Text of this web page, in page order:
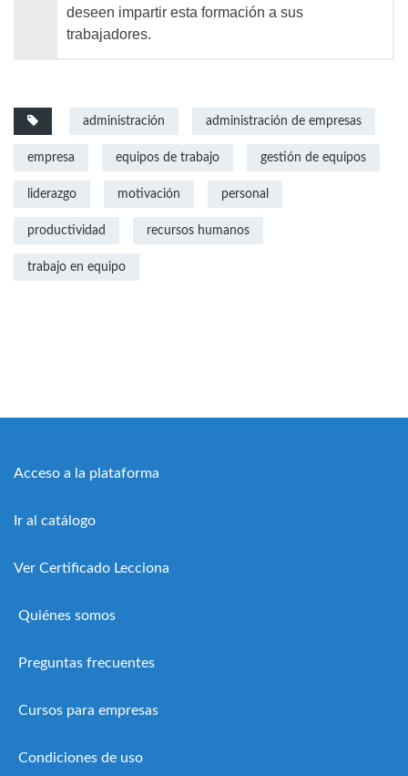
deseen impartir esta formación a sus
trabajadores.
administración administración de empresas
empresa equipos de trabajo gestión de equipos
liderazgo motivación personal
productividad recursos humanos
trabajo en equipo
Acceso a la plataforma
Ir al catálogo
Ver Certificado Lecciona
Quiénes somos
Preguntas frecuentes
Cursos para empresas
Condiciones de uso